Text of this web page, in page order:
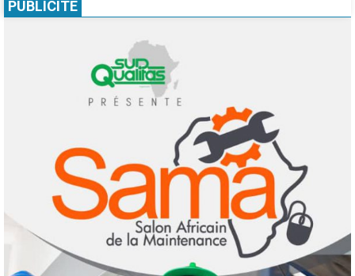
l’alarme : le spectre d’une guerre nucléaire
refait surface
7 août 2026
2
Infos génerales
Espagne : une figure de l’extrême droite
condamnée à un an de prison pour incitation
à la haine contre les migrants Marocains
4 août 2026
3
Culture Education
Pour nourrir l’IA, les géants de la tech
achètent des millions de livres… avant de
les détruire
PUBLICITE